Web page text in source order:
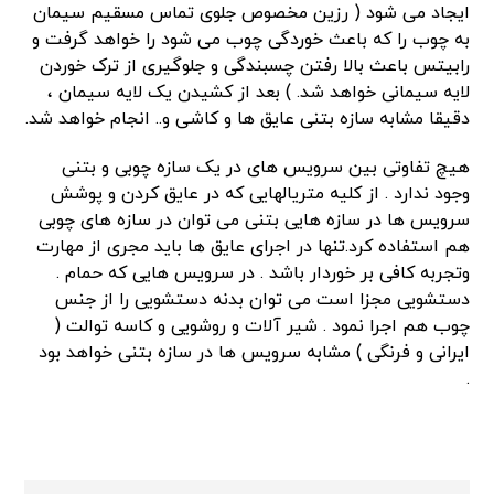
ایجاد می شود ( رزین مخصوص جلوی تماس مسقیم سیمان
به چوب را که باعث خوردگی چوب می شود را خواهد گرفت و
رابیتس باعث بالا رفتن چسبندگی و جلوگیری از ترک خوردن
لایه سیمانی خواهد شد. ) بعد از کشیدن یک لایه سیمان ،
دقیقا مشابه سازه بتنی عایق ها و کاشی و.. انجام خواهد شد.
هیچ تفاوتی بین سرویس های در یک سازه چوبی و بتنی
وجود ندارد . از کلیه متریالهایی که در عایق کردن و پوشش
سرویس ها در سازه هایی بتنی می توان در سازه های چوبی
هم استفاده کرد.تنها در اجرای عایق ها باید مجری از مهارت
وتجربه کافی بر خوردار باشد . در سرویس هایی که حمام .
دستشویی مجزا است می توان بدنه دستشویی را از جنس
چوب هم اجرا نمود . شیر آلات و روشویی و کاسه توالت (
ایرانی و فرنگی ) مشابه سرویس ها در سازه بتنی خواهد بود
.